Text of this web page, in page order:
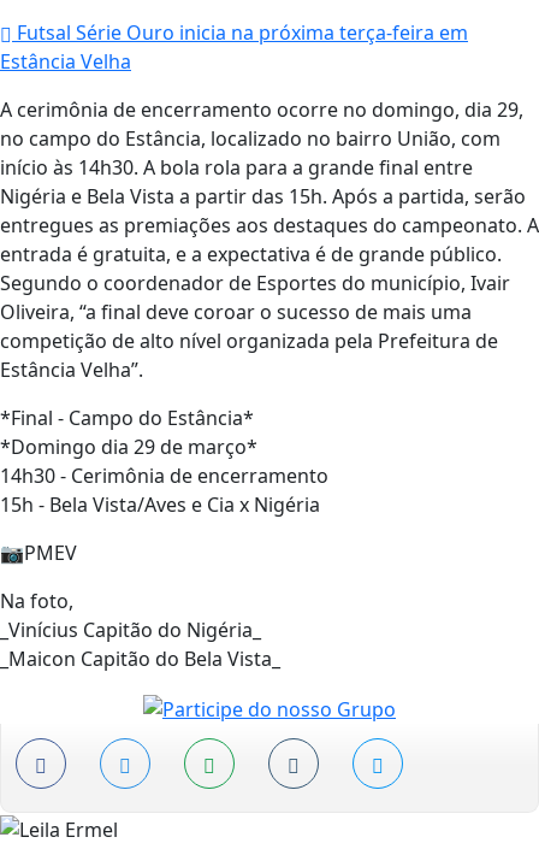
Futsal Série Ouro inicia na próxima terça-feira em
Estância Velha
A cerimônia de encerramento ocorre no domingo, dia 29,
no campo do Estância, localizado no bairro União, com
início às 14h30. A bola rola para a grande final entre
Nigéria e Bela Vista a partir das 15h. Após a partida, serão
entregues as premiações aos destaques do campeonato. A
entrada é gratuita, e a expectativa é de grande público.
Segundo o coordenador de Esportes do município, Ivair
Oliveira, “a final deve coroar o sucesso de mais uma
competição de alto nível organizada pela Prefeitura de
Estância Velha”.
*Final - Campo do Estância*
*Domingo dia 29 de março*
14h30 - Cerimônia de encerramento
15h - Bela Vista/Aves e Cia x Nigéria
📷PMEV
Na foto,
_Vinícius Capitão do Nigéria_
_Maicon Capitão do Bela Vista_